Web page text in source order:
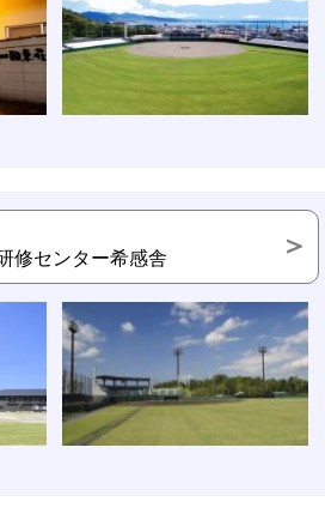
修センター希感舎